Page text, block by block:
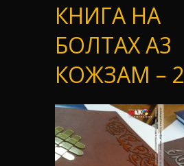
КНИГА НА
БОЛТАХ А3
КОЖЗАМ – 2